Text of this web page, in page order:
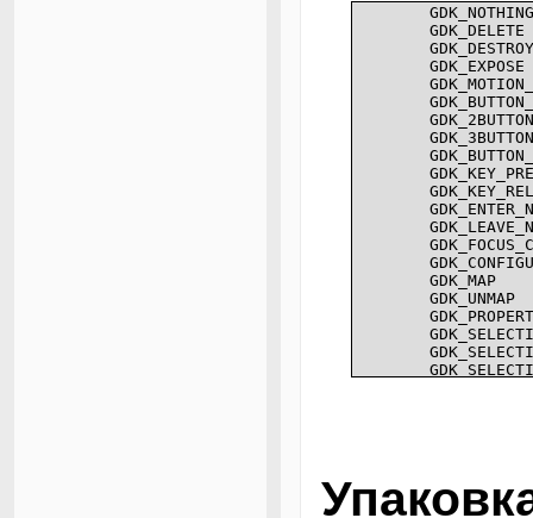
GDK_NOTHING
GDK_DELETE
GDK_DESTROY
GDK_EXPOSE
GDK_MAP
GDK_UNMAP